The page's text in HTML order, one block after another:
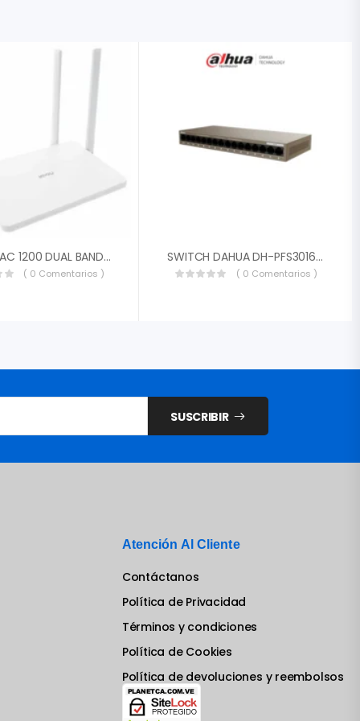
ROUTER AC 1200 DUAL BAND HR12F
( 0 Comentarios )
SWITCH DAHUA DH-PFS3016-16GT-M 16 PUERTOS ETHERNET GIGABIT CAPA 2 METALICO DH-PFS3016-16GT-M
( 0 Comentarios )
SUSCRIBIR
Atención Al Cliente
Contáctanos
Política de Privacidad
Términos y condiciones
Política de Cookies
Política de devoluciones y reembolsos